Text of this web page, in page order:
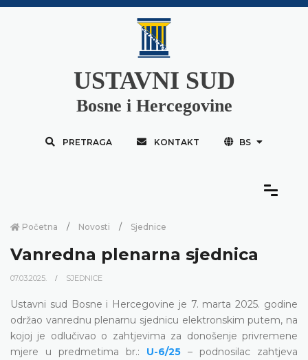
USTAVNI SUD
Bosne i Hercegovine
PRETRAGA KONTAKT BS
Početna Novosti Sjednice
Vanredna plenarna sjednica
07.03.2025. SJEDNICE
Ustavni sud Bosne i Hercegovine je 7. marta 2025. godine
održao vanrednu plenarnu sjednicu elektronskim putem, na
kojoj je odlučivao o zahtjevima za donošenje privremene
mjere u predmetima br.: U-6/25 – podnosilac zahtjeva